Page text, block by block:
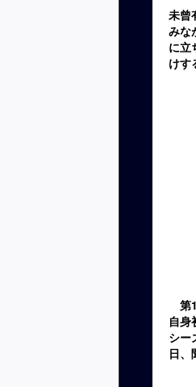
未曾
みな
に立
けす
第
自身
シー
日、